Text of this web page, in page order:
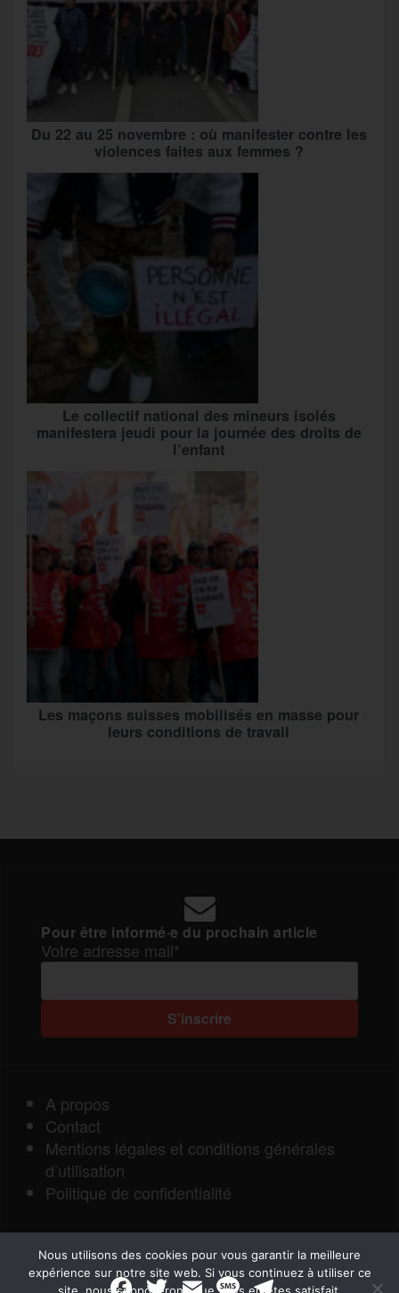
Du 22 au 25 novembre : où manifester contre les
violences faites aux femmes ?
Le collectif national des mineurs isolés
manifestera jeudi pour la journée des droits de
l’enfant
Les maçons suisses mobilisés en masse pour
leurs conditions de travail
Pour être informé·e du prochain article
Votre adresse mail*
A propos
Contact
Mentions légales et conditions générales
d’utilisation
Politique de confidentialité
F T E M T
Nous utilisons des cookies pour vous garantir la meilleure
expérience sur notre site web. Si vous continuez à utiliser ce